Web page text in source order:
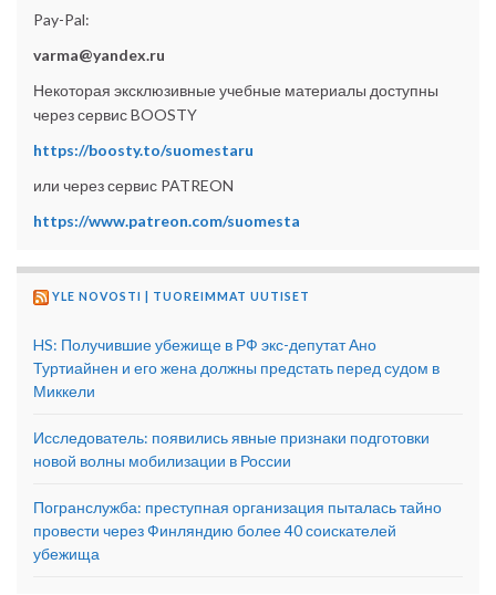
Pay-Pal:
varma@yandex.ru
Некоторая эксклюзивные учебные материалы доступны
через сервис BOOSTY
https://boosty.to/suomestaru
или через сервис PATREON
https://www.patreon.com/suomesta
YLE NOVOSTI | TUOREIMMAT UUTISET
HS: Получившие убежище в РФ экс-депутат Ано
Туртиайнен и его жена должны предстать перед судом в
Миккели
Исследователь: появились явные признаки подготовки
новой волны мобилизации в России
Погранслужба: преступная организация пыталась тайно
провести через Финляндию более 40 соискателей
убежища